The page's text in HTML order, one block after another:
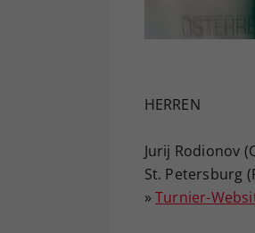
HERREN
Jurij Rodionov
St. Petersburg
» Turnier-